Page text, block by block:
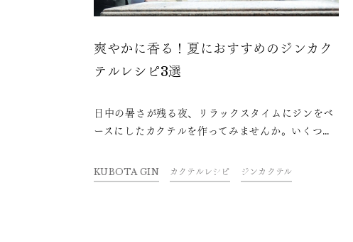
爽やかに香る！夏におすすめのジンカク
テルレシピ3選
日中の暑さが残る夜、リラックスタイムにジンをベ
ースにしたカクテルを作ってみませんか。いくつも
一日の終わりを過ごすひとときは格別です。
KUBOTA GIN ブランドアンバサダーの加曽利 信
KUBOTA GIN カクテルレシピ ジンカクテル